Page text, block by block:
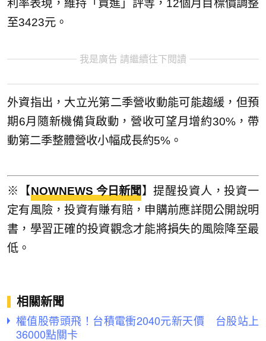
利率表現，維持「買進」評等，12個月目標價調整
至3423元。
我是廣告 請繼續往下閱讀
外資指出，大立光第二季營收動能可能趨緩，但預
期6月隨新機備貨啟動，營收可望月增約30%，帶
動第二季整體營收小幅成長約5%。
※【NOWNEWS 今日新聞 】提醒投資人，投資一
定有風險，投資有賺有賠，申購前應詳閱公開說明
書，學習正確的投資觀念才能將損失的風險降至最
低。
相關新聞
權值股帶頭飛！台積電衝2040元新天價 台股站上
36000點關卡